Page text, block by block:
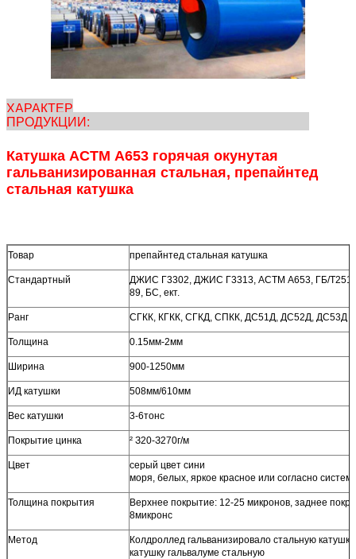
ХАРАКТЕР
ПРОДУКЦИИ:
Катушка АСТМ А653 горячая окунутая
гальванизированная стальная, препайнтед
стальная катушка
Товар препайнтед стальная катушка
Стандартный
ДЖИС Г3302, ДЖИС Г3313, АСТМ А653, ГБ/
89, БС, ект.
Ранг СГКК, КГКК, СГКД, СПКК, ДС51Д, ДС52Д, ДС53Д
Толщина 0.15мм-2мм
Ширина 900-1250мм
ИД катушки 508мм/610мм
Вес катушки 3-6тонс
Покрытие цинка ² З20-З270г/м
Цвет
серый цвет сини
моря, белых, яркое красное или согласно
Толщина покрытия
Верхнее покрытие: 12-25 микронов, заднее
8микронс
Метод
Колдроллед гальванизировало стальную катушку,
катушку гальвалуме стальную